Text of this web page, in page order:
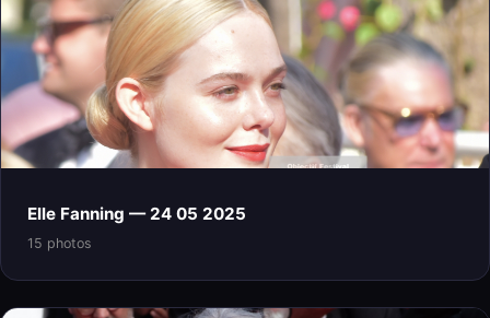
Elle Fanning — 24 05 2025
15 photos